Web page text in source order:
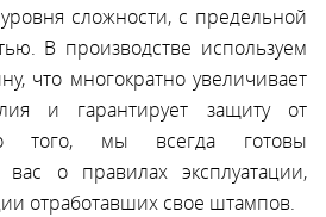
сложности, с предельной
В производстве используем
что многократно увеличивает
и гарантирует защиту от
того, мы всегда готовы
вас о правилах эксплуатации,
отработавших свое штампов.